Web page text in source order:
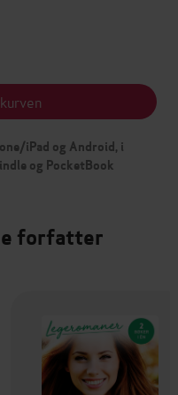
iPad og Android, i
og PocketBook
forfatter